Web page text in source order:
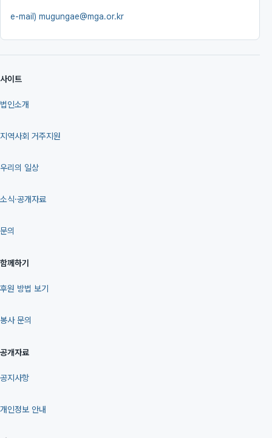
e-mail) mugungae@mga.or.kr
사이트
법인소개
지역사회 거주지원
우리의 일상
소식·공개자료
문의
함께하기
후원 방법 보기
봉사 문의
공개자료
공지사항
개인정보 안내